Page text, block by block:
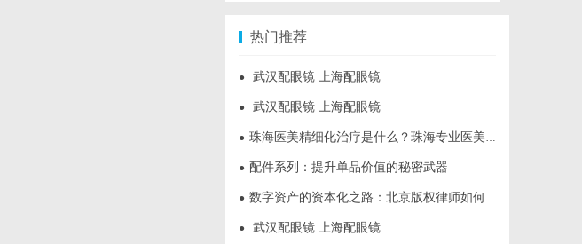
热门推荐
● 武汉配眼镜 上海配眼镜
● 武汉配眼镜 上海配眼镜
● 珠海医美精细化治疗是什么？珠海专业医美机构筛选标准科普
● 配件系列：提升单品价值的秘密武器
● 数字资产的资本化之路：北京版权律师如何让“IP”变“现金流”
● 武汉配眼镜 上海配眼镜